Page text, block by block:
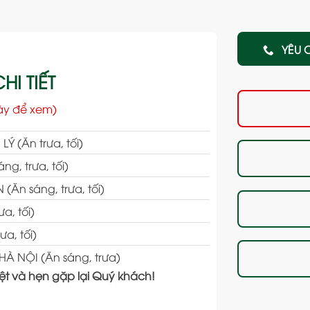
TIẾT
để xem)
LÝ (Ăn trưa, tối)
trưa, tối)
(Ăn sáng, trưa, tối)
tối)
tối)
NỘI (Ăn sáng, trưa)
và hẹn gặp lại Quý khách!
YÊU